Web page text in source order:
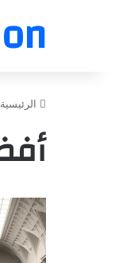
الرئيسية